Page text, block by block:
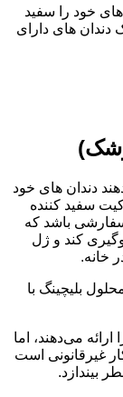
خود را سفید
دندان های دارای
دندان های خود
سفید کننده
باشد که
کند و ژل
خانه.
بلیچینگ با
می‌دهند، اما
غیرقانونی است
بیندازد.